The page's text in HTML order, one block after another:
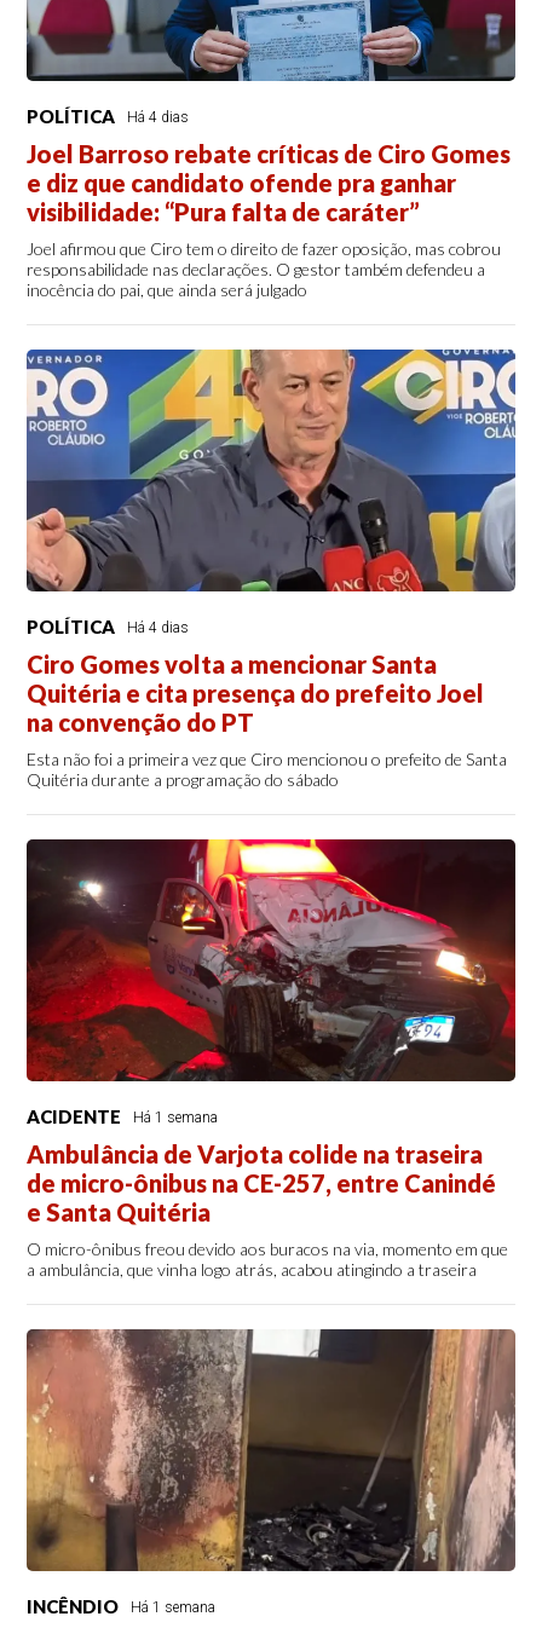
POLÍTICA Há 4 dias
Joel Barroso rebate críticas de Ciro Gomes
e diz que candidato ofende pra ganhar
visibilidade: “Pura falta de caráter”
Joel afirmou que Ciro tem o direito de fazer oposição, mas cobrou
responsabilidade nas declarações. O gestor também defendeu a
inocência do pai, que ainda será julgado
POLÍTICA Há 4 dias
Ciro Gomes volta a mencionar Santa
Quitéria e cita presença do prefeito Joel
na convenção do PT
Esta não foi a primeira vez que Ciro mencionou o prefeito de Santa
Quitéria durante a programação do sábado
ACIDENTE Há 1 semana
Ambulância de Varjota colide na traseira
de micro-ônibus na CE-257, entre Canindé
e Santa Quitéria
O micro-ônibus freou devido aos buracos na via, momento em que
a ambulância, que vinha logo atrás, acabou atingindo a traseira
INCÊNDIO Há 1 semana